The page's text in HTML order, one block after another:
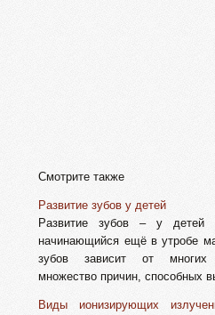
Смотрите также
Развитие зубов у детей
Развитие зубов – у детей
начинающийся ещё в утробе
зубов зависит от многих
множество причин, способных
Виды ионизирующих